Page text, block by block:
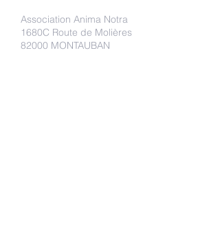
Association Anima Notra
1680C Route de Molières
82000 MONTAUBAN